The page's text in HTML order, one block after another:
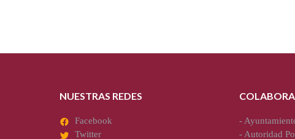
NUESTRAS REDES
Facebook
Twitter
-
-Autoridad